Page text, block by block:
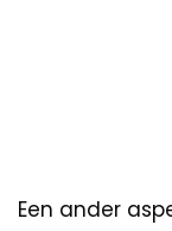
Een ander